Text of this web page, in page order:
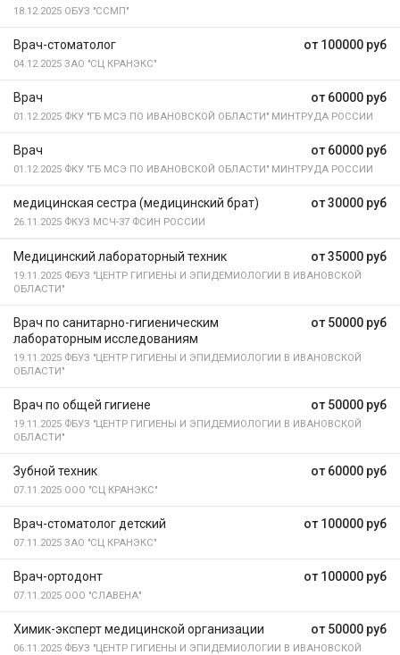
18.12.2025 ОБУЗ "ССМП"
от 100000 руб
Врач-стоматолог
04.12.2025 ЗАО "СЦ КРАНЭКС"
от 60000 руб
Врач
01.12.2025 ФКУ "ГБ МСЭ ПО ИВАНОВСКОЙ ОБЛАСТИ" МИНТРУДА РОССИИ
от 60000 руб
Врач
01.12.2025 ФКУ "ГБ МСЭ ПО ИВАНОВСКОЙ ОБЛАСТИ" МИНТРУДА РОССИИ
от 30000 руб
медицинская сестра (медицинский брат)
26.11.2025 ФКУЗ МСЧ-37 ФСИН РОССИИ
от 35000 руб
Медицинский лабораторный техник
19.11.2025 ФБУЗ "ЦЕНТР ГИГИЕНЫ И ЭПИДЕМИОЛОГИИ В ИВАНОВСКОЙ
ОБЛАСТИ"
от 50000 руб
Врач по санитарно-гигиеническим
лабораторным исследованиям
19.11.2025 ФБУЗ "ЦЕНТР ГИГИЕНЫ И ЭПИДЕМИОЛОГИИ В ИВАНОВСКОЙ
ОБЛАСТИ"
от 50000 руб
Врач по общей гигиене
19.11.2025 ФБУЗ "ЦЕНТР ГИГИЕНЫ И ЭПИДЕМИОЛОГИИ В ИВАНОВСКОЙ
ОБЛАСТИ"
от 60000 руб
Зубной техник
07.11.2025 ООО "СЦ КРАНЭКС"
от 100000 руб
Врач-стоматолог детский
07.11.2025 ЗАО "СЦ КРАНЭКС"
от 100000 руб
Врач-ортодонт
07.11.2025 ООО "СЛАВЕНА"
от 50000 руб
Химик-эксперт медицинской организации
06.11.2025 ФБУЗ "ЦЕНТР ГИГИЕНЫ И ЭПИДЕМИОЛОГИИ В ИВАНОВСКОЙ